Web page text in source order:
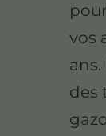
vos
des